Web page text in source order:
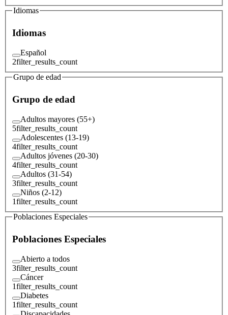
Idiomas
Idiomas
Español
2filter_results_count
Grupo de edad
Grupo de edad
Adultos mayores (55+)
5filter_results_count
Adolescentes (13-19)
4filter_results_count
Adultos jóvenes (20-30)
4filter_results_count
Adultos (31-54)
3filter_results_count
Niños (2-12)
1filter_results_count
Poblaciones Especiales
Poblaciones Especiales
Abierto a todos
3filter_results_count
Cáncer
1filter_results_count
Diabetes
1filter_results_count